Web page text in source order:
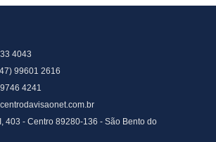
4043
99601 2616
4241
403 - Centro 89280-136 - São Bento do